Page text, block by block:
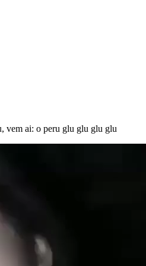
vem ai: o peru glu glu glu glu